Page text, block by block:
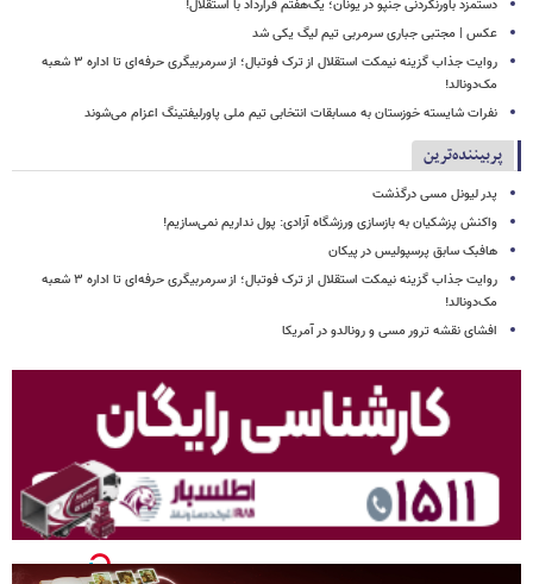
دستمزد باورنکردنی جنپو در یونان؛ یک‌هفتم قرارداد با استقلال!
عکس | مجتبی جباری سرمربی تیم لیگ یکی شد
روایت جذاب گزینه نیمکت استقلال از ترک فوتبال؛ از سرمربیگری حرفه‌ای تا اداره ۳ شعبه
مک‌دونالد!
نفرات شایسته خوزستان به مسابقات انتخابی تیم ملی پاورلیفتینگ اعزام می‌شوند
پربیننده‌ترین
پدر لیونل مسی درگذشت
واکنش پزشکیان به بازسازی ورزشگاه آزادی: پول نداریم نمی‌سازیم!
هافبک سابق پرسپولیس در پیکان
روایت جذاب گزینه نیمکت استقلال از ترک فوتبال؛ از سرمربیگری حرفه‌ای تا اداره ۳ شعبه
مک‌دونالد!
افشای نقشه ترور مسی و رونالدو در آمریکا